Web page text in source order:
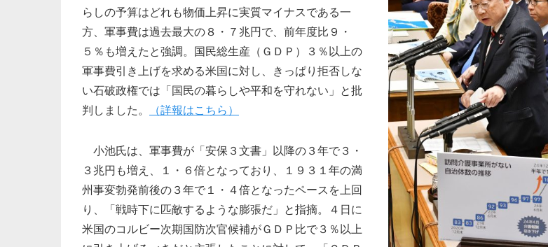
らしの予算はどれも物価上昇に実質マイナスである一
方、軍事費は過去最大の８・７兆円で、前年度比９・
５％も増えたと強調。国民総生産（ＧＤＰ）３％以上の
軍事費引き上げを求める米国に対し、きっぱり拒否しな
い石破政権では「国民の暮らしや平和を守れない」と批
判しました。
（詳報はこちら）
小池氏は、軍事費が「安保３文書」以降の３年で３・
３兆円も増え、１・６倍となっており、１９３１年の満
州事変勃発前後の３年で１・４倍となったペースを上回
り、「戦時下に匹敵するような膨張だ」と指摘。４日に
米国のコルビー次期国防次官候補がＧＤＰ比で３％以上